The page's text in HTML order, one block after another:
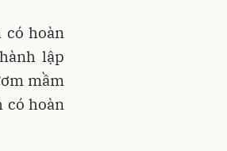
có hoàn
lập
mầm
có hoàn